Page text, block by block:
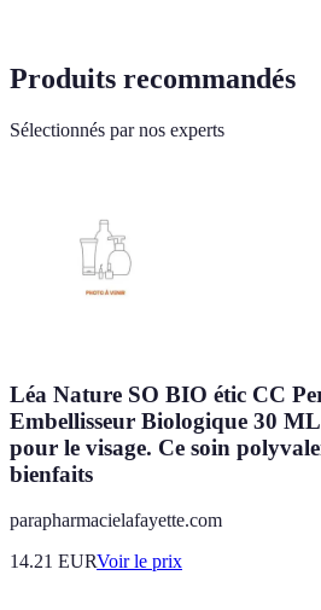
Produits recommandés
Sélectionnés par nos experts
Léa Nature SO BIO étic CC
Embellisseur Biologique 30
pour le visage. Ce soin
bienfaits
parapharmacielafayette.com
14.21 EURVoir le prix